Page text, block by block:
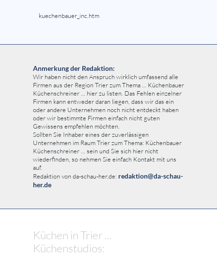
kuechenbauer_inc.htm
Anmerkung der Redaktion:
Wir haben nicht den Anspruch wirklich umfassend alle
Firmen aus der Region Trier zum Thema ... Küchenbauer
Küchenschreiner ... hier zu listen. Das Fehlen einzelner
Firmen kann entweder daran liegen, dass wir das ein
oder andere Unternehmen noch nicht entdeckt haben
oder wir bestimmte Firmen einfach nicht guten
Gewissens empfehlen möchten.
Sollten Sie Inhaber eines der zuverlässigen
Unternehmen im Raum Trier zum Thema: Küchenbauer
Küchenschreiner ... sein und Sie sich hier nicht
wiederfinden, so nehmen Sie einfach Kontakt mit uns
auf.
Redaktion von da-schau-her.de: redaktion@da-schau-
her.de
Küchen in Trier ...
Küchenstudios: